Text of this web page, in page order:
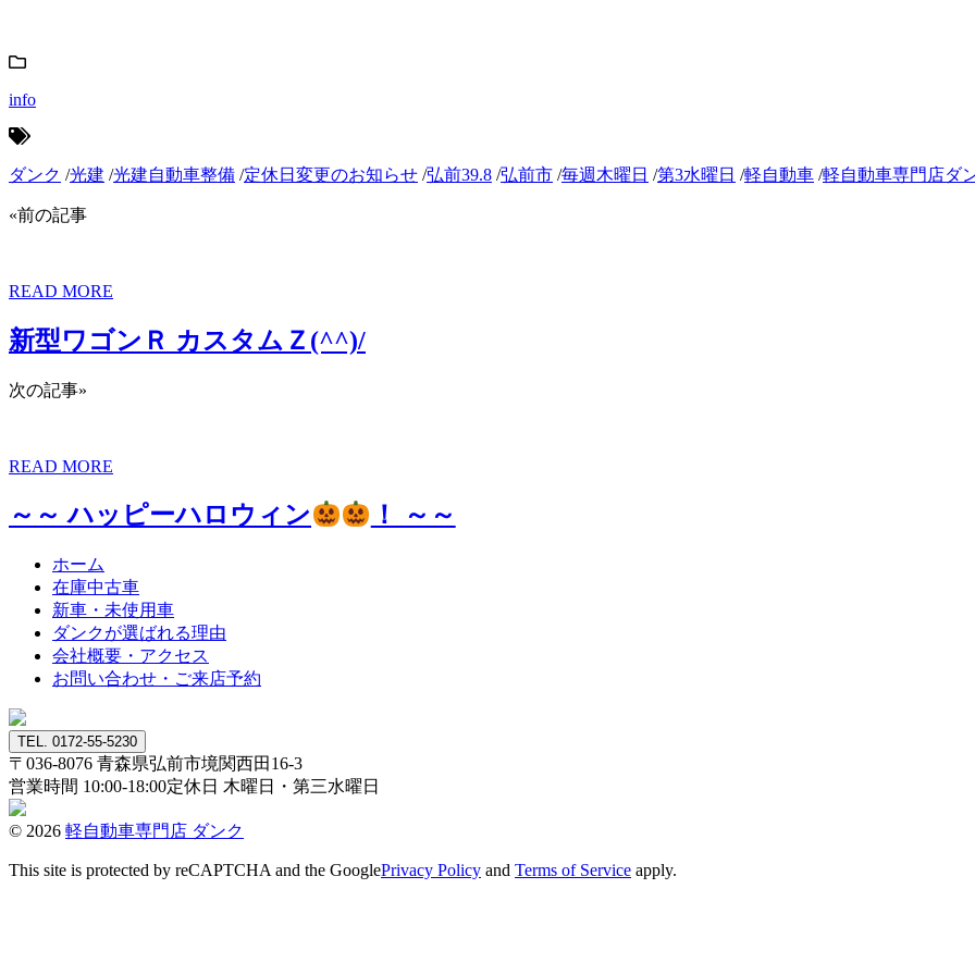
info
ダンク /光建 /光建自動車整備 /定休日変更のお知らせ /弘前39.8 /弘前市 /毎週木曜日 /第3水曜日 /軽自動車 /軽自動車専門店ダ
«前の記事
READ MORE
新型ワゴンＲ カスタムＺ(^^)/
次の記事»
READ MORE
～～ ハッピーハロウィン ！ ～～
ホーム
在庫中古車
新車・未使用車
ダンクが選ばれる理由
会社概要・アクセス
お問い合わせ・ご来店予約
TEL. 0172-55-5230
〒036-8076 青森県弘前市境関西田16-3
営業時間 10:00-18:00定休日 木曜日・第三水曜日
© 2026 軽自動車専門店 ダンク
This site is protected by reCAPTCHA and the GooglePrivacy Policy and Terms of Service apply.